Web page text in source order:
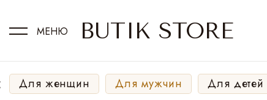
МЕНЮ BUTIK STORE
Для женщин Для мужчин Для детей